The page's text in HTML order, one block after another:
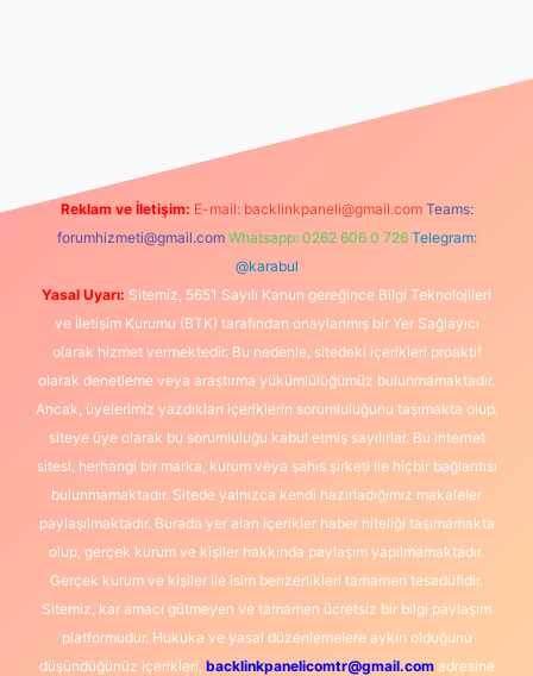
Reklam ve İletişim: E-mail: backlinkpaneli@gmail.com Teams:
forumhizmeti@gmail.com Whatsapp: 0262 606 0 726 Telegram:
@karabul
Yasal Uyarı: Sitemiz, 5651 Sayılı Kanun gereğince Bilgi Teknolojileri
ve İletişim Kurumu (BTK) tarafından onaylanmış bir Yer Sağlayıcı
olarak hizmet vermektedir. Bu nedenle, sitedeki içerikleri proaktif
olarak denetleme veya araştırma yükümlülüğümüz bulunmamaktadır.
Ancak, üyelerimiz yazdıkları içeriklerin sorumluluğunu taşımakta olup,
siteye üye olarak bu sorumluluğu kabul etmiş sayılırlar. Bu internet
sitesi, herhangi bir marka, kurum veya şahıs şirketi ile hiçbir bağlantısı
bulunmamaktadır. Sitede yalnızca kendi hazırladığımız makaleler
paylaşılmaktadır. Burada yer alan içerikler haber niteliği taşımamakta
olup, gerçek kurum ve kişiler hakkında paylaşım yapılmamaktadır.
Gerçek kurum ve kişiler ile isim benzerlikleri tamamen tesadüfidir.
Sitemiz, kar amacı gütmeyen ve tamamen ücretsiz bir bilgi paylaşım
platformudur. Hukuka ve yasal düzenlemelere aykırı olduğunu
düşündüğünüz içerikleri, backlinkpanelicomtr@gmail.comadresine